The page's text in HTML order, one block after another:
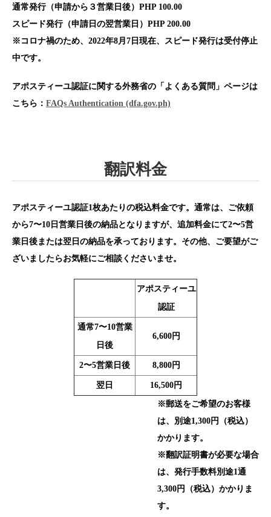
通常発行（申請から３営業日後）PHP 100.00
スピード発行（申請日の翌営業日）PHP 200.00
※コロナ禍のため、2022年8月7日現在、スピード発行は受付停止
中です。
アポスティーユ認証に関する外務省の「よくある質問」ページは
こちら： FAQs Authentication (dfa.gov.ph)
翻訳料金
アポスティーユ認証1枚あたりの税込料金です。通常は、ご依頼
から7〜10日営業日後の納品となりますが、追加料金にて2〜5営
業日後または翌日の納品を承っております。その他、ご要望がご
ざいましたらお気軽にご相談くださいませ。
アポスティーユ
認証
通常7〜10営業
日後
6,600円
2〜5営業日後 8,800円
翌日 16,500円
※郵送をご希望のお客様
は、別途1,300円（税込）
かかります。
※翻訳証明書が必要な場合
は、発行手数料別途1通
3,300円（税込）かかりま
す。